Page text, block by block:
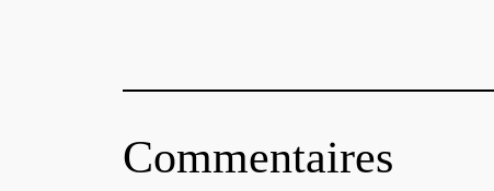
Commentaires